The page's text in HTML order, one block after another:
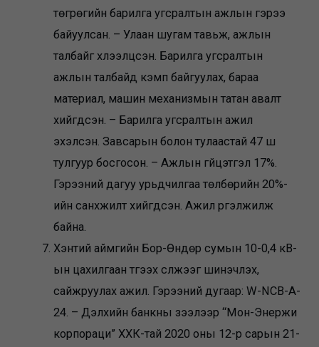
төгрөгийн барилга угсралтын ажлын гэрээ
байуулсан. – Улаан шугам тавьж, ажлын
талбайг хүлээлцсэн. Барилга угсралтын
ажлын талбайд кэмп байгуулах, бараа
материал, машин механизмын татан авалт
хийгдсэн. – Барилга угсралтын ажил
эхэлсэн. Завсарын болон тулаастай 47 ш
тулгуур босгосон. – Ажлын гүйцэтгэл 17%.
Гэрээний дагуу урьдчилгаа төлбөрийн 20%-
ийн санхүүжилт хийгдсэн. Ажил үргэлжилж
байна.
Хэнтий аймгийн Бор-Өндөр сумын 10-0,4 кВ-
ын цахилгаан түгээх сүлжээг шинэчлэх,
сайжруулах ажил. Гэрээний дугаар: W-NCB-A-
24. – Дэлхийн банкны зээлээр “Мон-Энержи
корпораци” ХХК-тай 2020 оны 12-р сарын 21-